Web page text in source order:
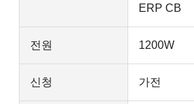
ERP CB
전원 1200W
신청 가전